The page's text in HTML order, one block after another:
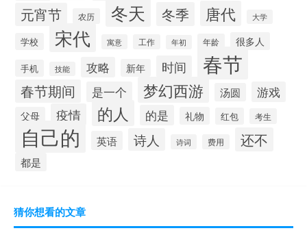
元宵节 农历 冬天 冬季 唐代 大学
学校 宋代 寓意 工作 年初 年龄 很多人
手机 技能 攻略 新年 时间 春节
春节期间 是一个 梦幻西游 汤圆 游戏
父母 疫情 的人 的是 礼物 红包 考生
自己的 英语 诗人 诗词 费用 还不
都是
猜你想看的文章